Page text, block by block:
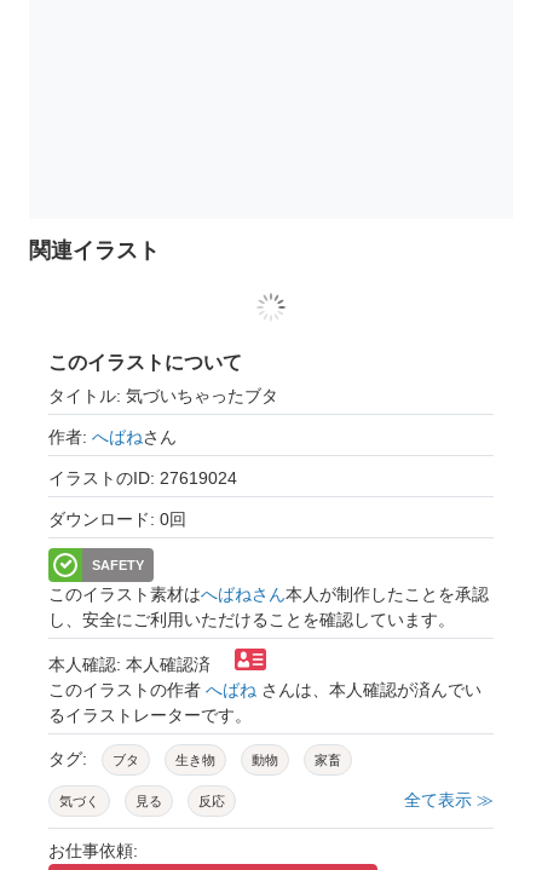
関連イラスト
このイラストについて
タイトル: 気づいちゃったブタ
作者: へばねさん
イラストのID: 27619024
ダウンロード: 0回
SAFETY
このイラスト素材はへばねさん本人が制作したことを承認
し、安全にご利用いただけることを確認しています。
本人確認: 本人確認済
このイラストの作者 へばね さんは、本人確認が済んでい
るイラストレーターです。
タグ: ブタ 生き物 動物 家畜
気づく 見る 反応 全て表示 ≫
お仕事依頼: